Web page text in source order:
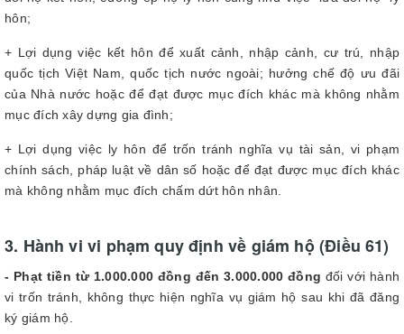
hôn;
+ Lợi dụng việc kết hôn để xuất cảnh, nhập cảnh, cư trú, nhập
quốc tịch Việt Nam, quốc tịch nước ngoài; hưởng chế độ ưu đãi
của Nhà nước hoặc để đạt được mục đích khác mà không nhằm
mục đích xây dựng gia đình;
+ Lợi dụng việc ly hôn để trốn tránh nghĩa vụ tài sản, vi phạm
chính sách, pháp luật về dân số hoặc để đạt được mục đích khác
mà không nhằm mục đích chấm dứt hôn nhân.
3. Hành vi vi phạm quy định về giám hộ (Điều 61)
- Phạt tiền từ 1.000.000 đồng đến 3.000.000 đồng đối với hành
vi trốn tránh, không thực hiện nghĩa vụ giám hộ sau khi đã đăng
ký giám hộ.